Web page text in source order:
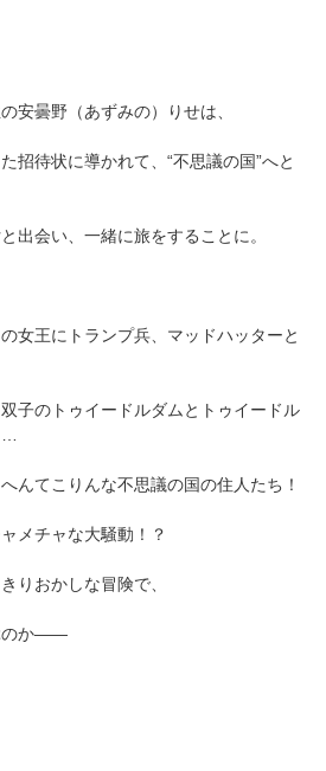
安曇野（あずみの）りせは、
招待状に導かれて、“不思議の国”へと
出会い、一緒に旅をすることに。
女王にトランプ兵、マッドハッターと
子のトゥイードルダムとトゥイードル
んてこりんな不思議の国の住人たち！
メチャな大騒動！？
りおかしな冒険で、
のか――